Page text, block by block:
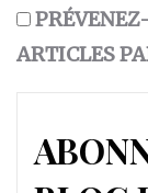
ARTICLES